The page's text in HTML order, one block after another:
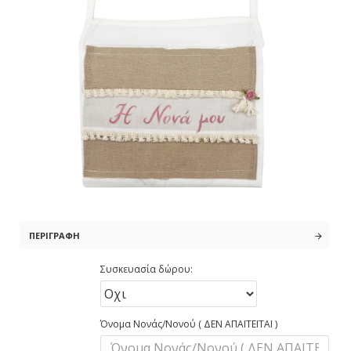
ΠΕΡΙΓΡΑΦΉ
Συσκευασία δώρου:
Όνομα Νονάς/Νονού ( ΔΕΝ ΑΠΑΙΤΕΙΤΑΙ )